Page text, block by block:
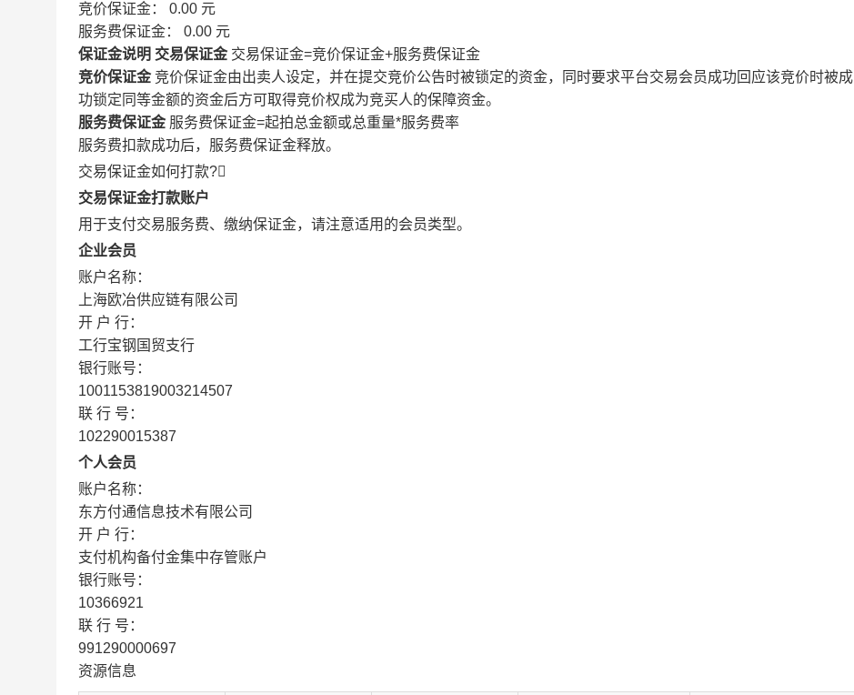
竞价保证金： 0.00 元
服务费保证金： 0.00 元
保证金说明 交易保证金 交易保证金=竞价保证金+服务费保证金
竞价保证金 竞价保证金由出卖人设定，并在提交竞价公告时被锁定的资金，同时要求平台交易会员成功回应该竞价时被成
功锁定同等金额的资金后方可取得竞价权成为竞买人的保障资金。
服务费保证金 服务费保证金=起拍总金额或总重量*服务费率
服务费扣款成功后，服务费保证金释放。
交易保证金如何打款?
交易保证金打款账户
用于支付交易服务费、缴纳保证金，请注意适用的会员类型。
企业会员
账户名称：
上海欧冶供应链有限公司
开 户 行：
工行宝钢国贸支行
银行账号：
1001153819003214507
联 行 号：
102290015387
个人会员
账户名称：
东方付通信息技术有限公司
开 户 行：
支付机构备付金集中存管账户
银行账号：
10366921
联 行 号：
991290000697
资源信息